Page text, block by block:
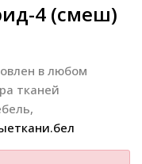
4 (смеш)
в любом
тканей